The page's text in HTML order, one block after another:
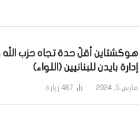
هوكشتاين أقلّ حدة تجاه حزب
إدارة بايدن للبنانيين (اللواء)
مارس 5, 2024 487 زيارة